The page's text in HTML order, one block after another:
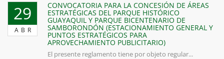
29
ABR
CONVOCATORIA PARA LA CONCESIÓN DE ÁREAS
ESTRATÉGICAS DEL PARQUE HISTÓRICO
GUAYAQUIL Y PARQUE BICENTENARIO DE
SAMBORONDÓN (ESTACIONAMIENTO GENERAL Y
PUNTOS ESTRATÉGICOS PARA
APROVECHAMIENTO PUBLICITARIO)
El presente reglamento tiene por objeto regular...